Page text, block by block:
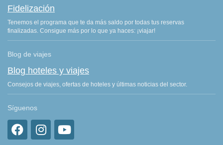
Fidelización
Tenemos el programa que te da más saldo por todas tus reservas
finalizadas. Consigue más por lo que ya haces: ¡viajar!
Blog de viajes
Blog hoteles y viajes
Consejos de viajes, ofertas de hoteles y últimas noticias del sector.
Síguenos